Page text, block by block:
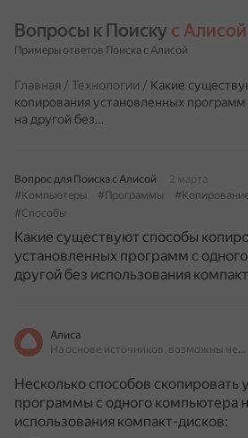
Вопросы к Поиску с Алисой
Примеры ответов Поиска с Алисой
Главная / Технологии / Какие
копирования установленных
на другой без…
Вопрос для Поиска с Алисой
2 марта
#Компьютеры
#Программы
#Способы
Какие существуют способы
установленных программ с
другой без использования
Алиса
На основе источников, возможны неточности
Несколько способов скопировать
программы с одного компьютера
использования компакт-дисков: